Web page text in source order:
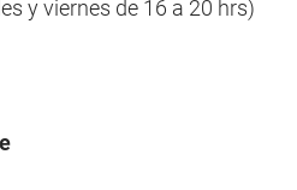
y viernes de 16 a 20 hrs)